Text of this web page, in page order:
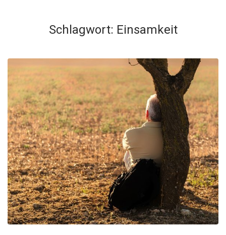
Schlagwort: Einsamkeit